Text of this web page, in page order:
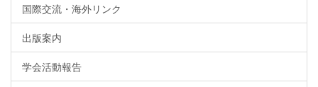
国際交流・海外リンク
出版案内
学会活動報告